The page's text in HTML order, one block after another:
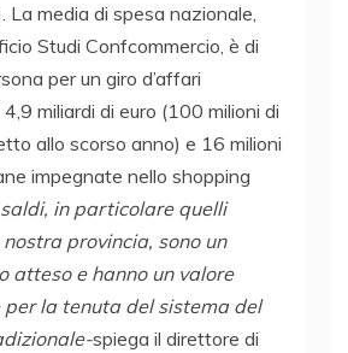
La media di spesa nazionale,
Studi Confcommercio, è di
per un giro d’affari
miliardi di euro (100 milioni di
allo scorso anno) e 16 milioni
impegnate nello shopping
saldi, in particolare quelli
provincia, sono un
atteso e hanno un valore
la tenuta del sistema del
spiega il direttore di